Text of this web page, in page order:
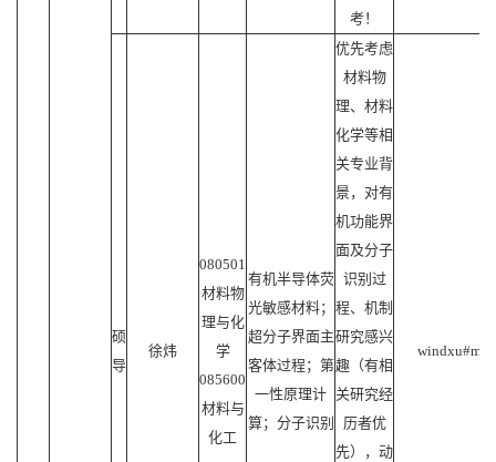
考！
硕
导
徐炜
080501
材料物
理与化
学
085600
材料与
化工
有机半导体荧
光敏感材料；
超分子界面主
客体过程；第
一性原理计
算；分子识别
优先考虑
材料物
理、材料
化学等相
关专业背
景，对有
机功能界
面及分子
识别过
程、机制
研究感兴
趣（有相
关研究经
历者优
先），动